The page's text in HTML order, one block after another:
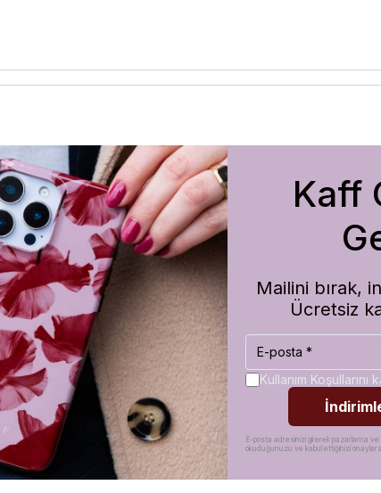
hem de koruma olarak çok güvenilir. Ayrıca hızlı kargolama
Kaff
Mailini bırak,
Ücretsiz
Kullanım
E-posta adresinizi girerek pazarlama ve
okuduğunuzu ve kabul ettiğinizi